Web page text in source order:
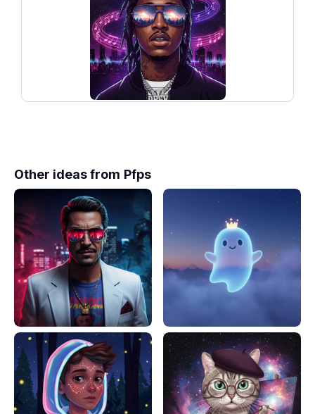
Other ideas from Pfps